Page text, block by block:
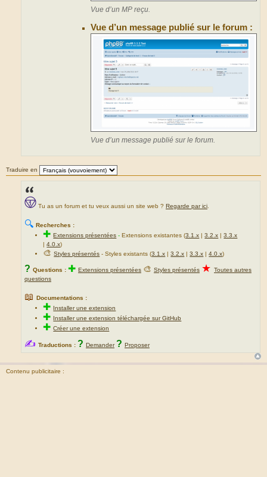
Vue d’un MP reçu.
Vue d’un message publié sur le forum :
Vue d’un message publié sur le forum.
Traduire en
Tu as un forum et tu veux aussi un site web ? Regarde par ici
🔍 Recherches :
✚Extensions présentées -Extensions existantes (3.1.x |3.2.x |3.3.x
|4.0.x)
🎨Styles présentés - Styles existants (3.1.x |3.2.x |3.3.x |4.0.x)
? Questions : ✚ Extensions présentées 🎨 Styles présentés ★ Toutes autres
questions
📖 Documentations :
✚ Installer une extension
✚ Installer une extension téléchargée sur GitHub
✚Créer une extension
✍ Traductions : ? Demander ? Proposer
Contenu publicitaire :